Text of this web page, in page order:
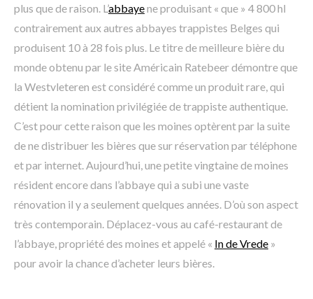
plus que de raison. L’abbayene produisant « que » 4 800 hl
contrairement aux autres abbayes trappistes Belges qui
produisent 10 à 28 fois plus. Le titre de meilleure bière du
monde obtenu par le site Américain Ratebeer démontre que
la Westvleteren est considéré comme un produit rare, qui
détient la nomination privilégiée de trappiste authentique.
C’est pour cette raison que les moines optèrent par la suite
de ne distribuer les bières que sur réservation par téléphone
et par internet. Aujourd’hui, une petite vingtaine de moines
résident encore dans l’abbaye qui a subi une vaste
rénovation il y a seulement quelques années. D’où son aspect
très contemporain. Déplacez-vous au café-restaurant de
l’abbaye, propriété des moines et appelé « In de Vrede »
pour avoir la chance d’acheter leurs bières.